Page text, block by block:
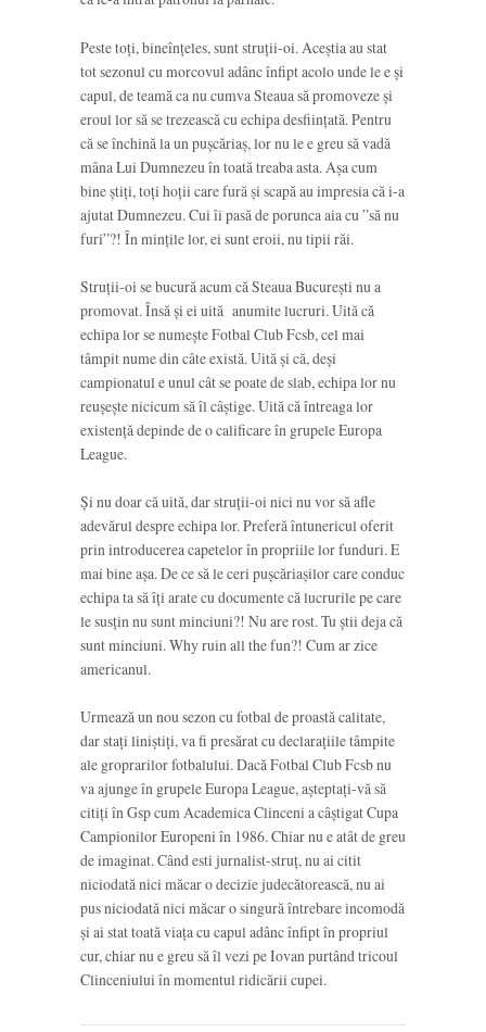
Peste toți, bineînțeles, sunt struții-oi. Aceștia au stat
tot sezonul cu morcovul adânc înfipt acolo unde le e și
capul, de teamă ca nu cumva Steaua să promoveze și
eroul lor să se trezească cu echipa desființată. Pentru
că se închină la un pușcăriaș, lor nu le e greu să vadă
mâna Lui Dumnezeu în toată treaba asta. Așa cum
bine știți, toți hoții care fură și scapă au impresia că i-a
ajutat Dumnezeu. Cui îi pasă de porunca aia cu ”să nu
furi”?! În mințile lor, ei sunt eroii, nu tipii răi.
Struții-oi se bucură acum că Steaua București nu a
promovat. Însă și ei uită anumite lucruri. Uită că
echipa lor se numește Fotbal Club Fcsb, cel mai
tâmpit nume din câte există. Uită și că, deși
campionatul e unul cât se poate de slab, echipa lor nu
reușește nicicum să îl câștige. Uită că întreaga lor
existență depinde de o calificare în grupele Europa
League.
Și nu doar că uită, dar struții-oi nici nu vor să afle
adevărul despre echipa lor. Preferă întunericul oferit
prin introducerea capetelor în propriile lor funduri. E
mai bine așa. De ce să le ceri pușcăriașilor care conduc
echipa ta să îți arate cu documente că lucrurile pe care
le susțin nu sunt minciuni?! Nu are rost. Tu știi deja că
sunt minciuni. Why ruin all the fun?! Cum ar zice
americanul.
Urmează un nou sezon cu fotbal de proastă calitate,
dar stați liniștiți, va fi presărat cu declarațiile tâmpite
ale groprarilor fotbalului. Dacă Fotbal Club Fcsb nu
va ajunge în grupele Europa League, așteptați-vă să
citiți în Gsp cum Academica Clinceni a câștigat Cupa
Campionilor Europeni în 1986. Chiar nu e atât de greu
de imaginat. Când esti jurnalist-struț, nu ai citit
niciodată nici măcar o decizie judecătorească, nu ai
pus niciodată nici măcar o singură întrebare incomodă
și ai stat toată viața cu capul adânc înfipt în propriul
cur, chiar nu e greu să îl vezi pe Iovan purtând tricoul
Clinceniului în momentul ridicării cupei.